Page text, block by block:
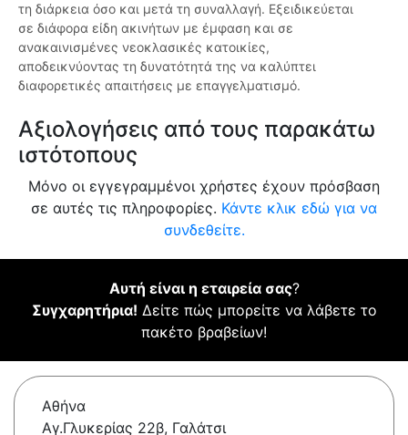
τη διάρκεια όσο και μετά τη συναλλαγή. Εξειδικεύεται
σε διάφορα είδη ακινήτων με έμφαση και σε
ανακαινισμένες νεοκλασικές κατοικίες,
αποδεικνύοντας τη δυνατότητά της να καλύπτει
διαφορετικές απαιτήσεις με επαγγελματισμό.
Αξιολογήσεις από τους παρακάτω
ιστότοπους
Μόνο οι εγγεγραμμένοι χρήστες έχουν πρόσβαση
σε αυτές τις πληροφορίες. Κάντε κλικ εδώ για να
συνδεθείτε.
Αυτή είναι η εταιρεία σας?
Συγχαρητήρια! Δείτε πώς μπορείτε να λάβετε το
πακέτο βραβείων!
Αθήνα
Αγ.Γλυκερίας 22β, Γαλάτσι